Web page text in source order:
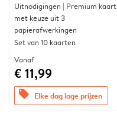
Uitnodigingen | Premium kaart
met keuze uit 3
papierafwerkingen
Set van 10 kaarten
Vanaf
€ 11,99
offers Elke dag lage prijzen